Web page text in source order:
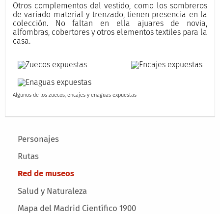
Main menu
Personajes
Rutas
Red de museos
Salud y Naturaleza
Mapa del Madrid Científico 1900
Otros complementos del vestido, como los sombreros
de variado material y trenzado, tienen presencia en la
colección. No faltan en ella ajuares de novia,
alfombras, cobertores y otros elementos textiles para la
casa.
Algunos de los zuecos, encajes y enaguas expuestas